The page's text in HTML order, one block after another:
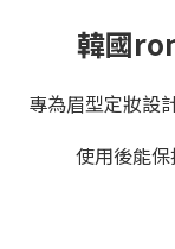
韓國
專為眉型定妝設
使用後能